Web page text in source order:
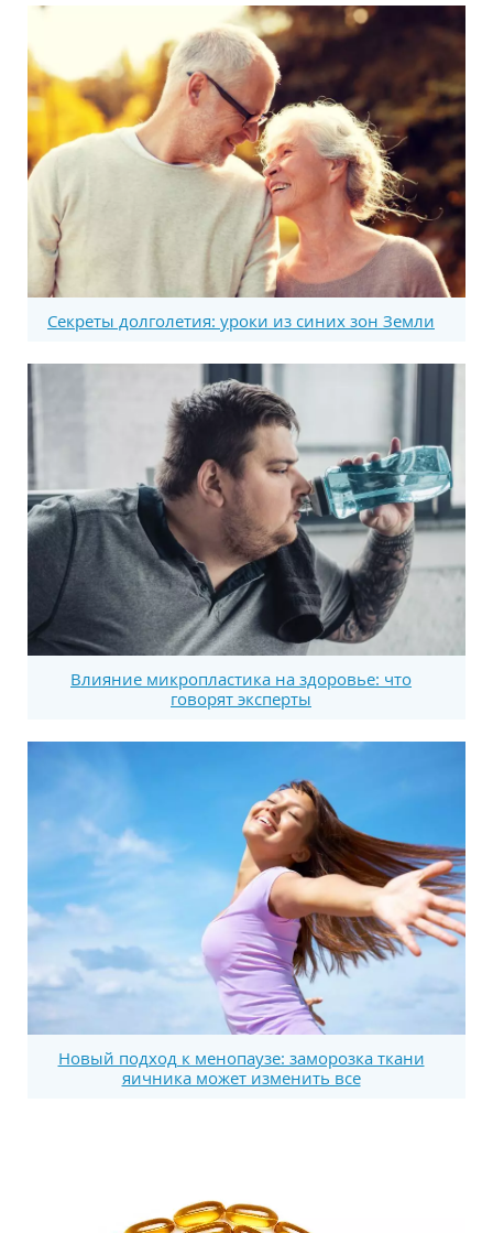
Секреты долголетия: уроки из синих зон Земли
Влияние микропластика на здоровье: что
говорят эксперты
Новый подход к менопаузе: заморозка ткани
яичника может изменить все